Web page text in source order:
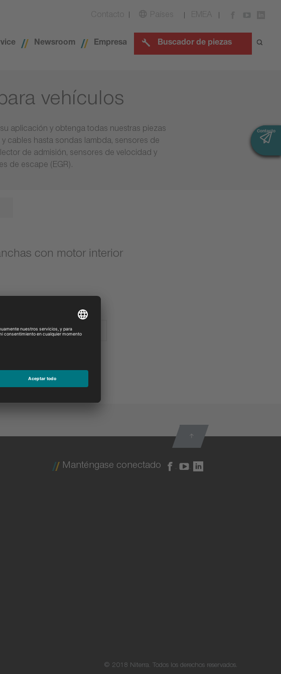
Contacto Países EMEA
Newsroom Empresa Buscador de piezas
vehículos
aplicación y obtenga todas nuestras piezas
cables hasta sondas lambda, sensores de
de admisión, sensores de velocidad y
de escape (EGR).
con motor interior
Manténgase conectado
© 2018 Niterra. Todos los derechos reservados.
Contacto
Contacto